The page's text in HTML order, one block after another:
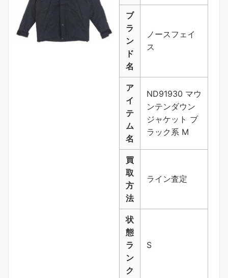
ブ
ラ
ン
ド
名
ノースフェイ
ス
ア
イ
テ
ム
名
ND91930 マウ
ンテンダウン
ジャケット ブ
ラック系 M
買
取
方
法
ライン査定
状
態
ラ
ン
ク
S